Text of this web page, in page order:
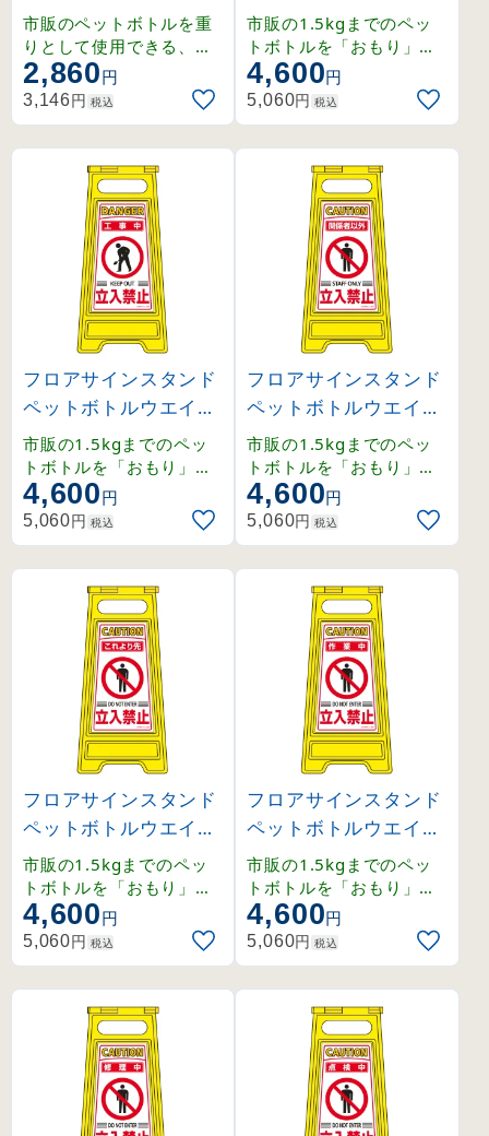
タイプ 無地(ステッカ
ーなし) (337200)
市販のペットボトルを重
りとして使用できる、開
き止めロック機能付きの
フロアサイン。
2,860円
3,146円 税込
タイプ 危険 立入禁止 (
337201)
市販の1.5kgまでのペッ
トボトルを「おもり」と
して使用できるフロアサ
インです。
4,600円
5,060円 税込
フロアサインスタンド
ペットボトルウエイト
タイプ 工事中 立入禁
止 (337202)
市販の1.5kgまでのペッ
トボトルを「おもり」と
して使用できるフロアサ
インです。
4,600円
5,060円 税込
フロアサインスタンド
ペットボトルウエイト
タイプ 関係者以外 立
入禁止 (337203)
市販の1.5kgまでのペッ
トボトルを「おもり」と
して使用できるフロアサ
インです。
4,600円
5,060円 税込
フロアサインスタンド
ペットボトルウエイト
タイプ これより先 立
入禁止 (337204)
市販の1.5kgまでのペッ
トボトルを「おもり」と
して使用できるフロアサ
インです。
4,600円
5,060円 税込
フロアサインスタンド
ペットボトルウエイト
タイプ 作業中 立入禁
止 (337205)
市販の1.5kgまでのペッ
トボトルを「おもり」と
して使用できるフロアサ
インです。
4,600円
5,060円 税込